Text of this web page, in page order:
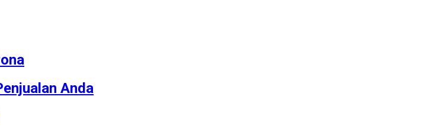
Anda